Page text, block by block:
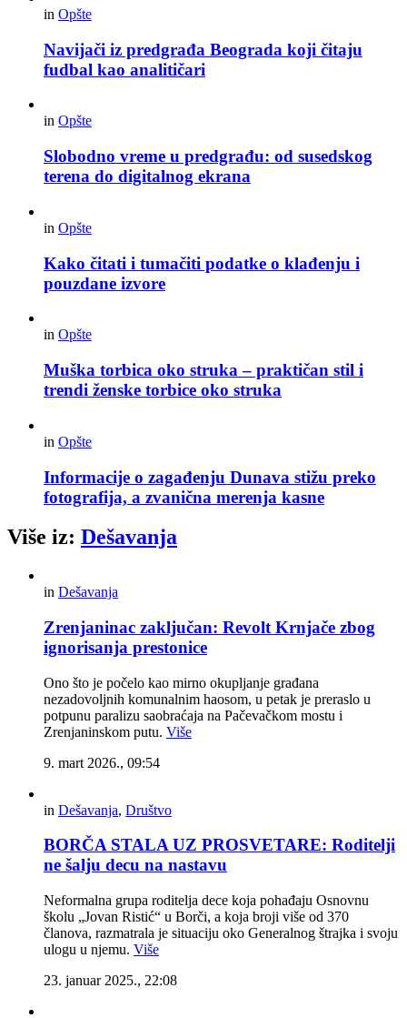
in Opšte
Navijači iz predgrađa Beograda koji čitaju
fudbal kao analitičari
in Opšte
Slobodno vreme u predgrađu: od susedskog
terena do digitalnog ekrana
in Opšte
Kako čitati i tumačiti podatke o klađenju i
pouzdane izvore
in Opšte
Muška torbica oko struka – praktičan stil i
trendi ženske torbice oko struka
in Opšte
Informacije o zagađenju Dunava stižu preko
fotografija, a zvanična merenja kasne
Više iz: Dešavanja
in Dešavanja
Zrenjaninac zaključan: Revolt Krnjače zbog
ignorisanja prestonice
Ono što je počelo kao mirno okupljanje građana
nezadovoljnih komunalnim haosom, u petak je preraslo u
potpunu paralizu saobraćaja na Pačevačkom mostu i
Zrenjaninskom putu. Više
9. mart 2026., 09:54
in Dešavanja, Društvo
BORČA STALA UZ PROSVETARE: Roditelji
ne šalju decu na nastavu
Neformalna grupa roditelja dece koja pohađaju Osnovnu
školu „Jovan Ristić“ u Borči, a koja broji više od 370
članova, razmatrala je situaciju oko Generalnog štrajka i svoju
ulogu u njemu. Više
23. januar 2025., 22:08